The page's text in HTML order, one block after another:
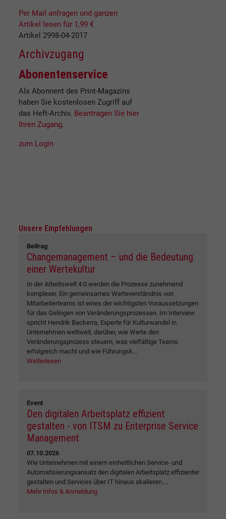
Per Mail anfragen und ganzen
Artikel lesen für 1,99 €
Artikel 2998-04-2017
Archivzugang
Abonentenservice
Als Abonnent des Print-Magazins
haben Sie kostenlosen Zugriff auf
das Heft-Archiv. Beantragen Sie hier
Ihren Zugang.
zum Login
Unsere Empfehlungen
Beitrag
Changemanagement – und die Bedeutung
einer Wertekultur
In der Arbeitswelt 4.0 werden die Prozesse zunehmend
komplexer. Ein gemeinsames Werteverständnis von
Mitarbeiterteams ist eines der wichtigsten Voraussetzungen
für das Gelingen von Veränderungsprozessen. Im Interview
spricht Hendrik Backerra, Experte für Kulturwandel in
Unternehmen weltweit, darüber, wie Werte den
Veränderungsprozess steuern, was vielfältige Teams
erfolgreich macht und wie Führungsk...
Weiterlesen
Event
Den digitalen Arbeitsplatz effizient
gestalten - von ITSM zu Enterprise Service
Management
07.10.2026
Wie Unternehmen mit einem einheitlichen Service- und
Automatisierungsansatz den digitalen Arbeitsplatz effizienter
gestalten und Services über IT hinaus skalieren....
Mehr Infos & Anmeldung